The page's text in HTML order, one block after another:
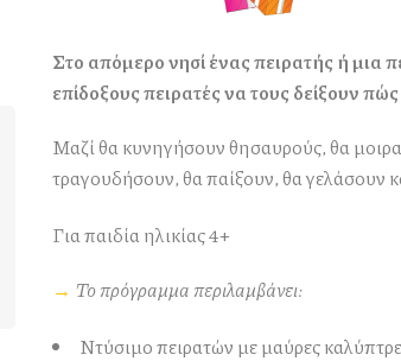
Στο απόμερο νησί ένας πειρατής ή μια
επίδοξους πειρατές να τους δείξουν
Μαζί θα κυνηγήσουν θησαυρούς, θα
τραγουδήσουν, θα παίξουν, θα γελάσουν
Για παιδία ηλικίας 4+
→ Το πρόγραμμα περιλαμβάνει:
Ντύσιμο πειρατών με μαύρες